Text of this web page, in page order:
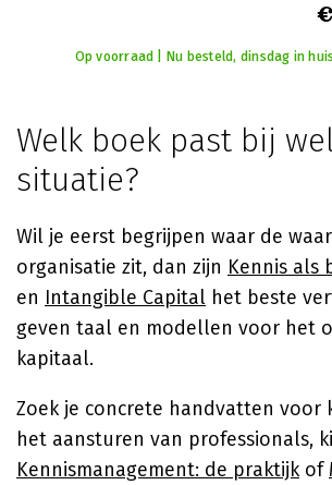
Op voorraad | Nu besteld, dinsdag in
Welk boek past bij
situatie?
Wil je eerst begrijpen waar de
organisatie zit, dan zijn Kennis als
en Intangible Capital het beste
geven taal en modellen voor het
kapitaal.
Zoek je concrete handvatten voor
het aansturen van professionals,
Kennismanagement: de praktijkof